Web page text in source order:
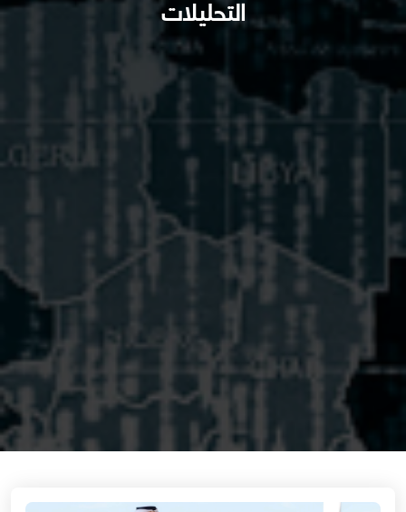
التحليلات